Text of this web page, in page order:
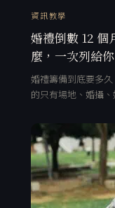
資訊教學
婚禮倒數 12 個
麼，一次列給你
婚禮籌備到底要多
的只有場地、婚攝